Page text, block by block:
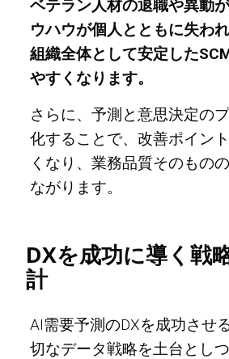
ベテラン人材の退職や異動
ウハウが個人とともに失われ
組織全体として安定した
やすくなります。
さらに、予測と意思決定の
化することで、改善ポイン
くなり、業務品質そのもの
ながります。
DXを成功に導く戦
計
AI需要予測のDXを成功させ
切なデータ戦略を土台とし